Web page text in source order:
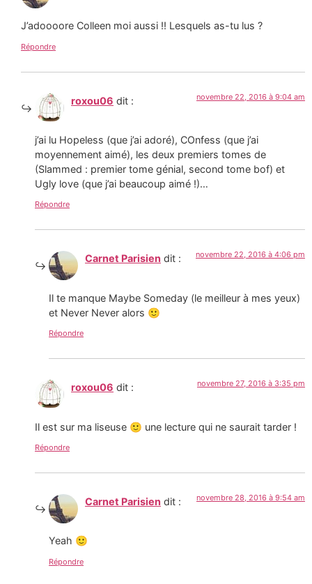
J’adoooore Colleen moi aussi !! Lesquels as-tu lus ?
Répondre
roxou06 dit : novembre 22, 2016 à 9:04 am
j’ai lu Hopeless (que j’ai adoré), COnfess (que j’ai
moyennement aimé), les deux premiers tomes de
(Slammed : premier tome génial, second tome bof) et
Ugly love (que j’ai beaucoup aimé !)…
Répondre
Carnet Parisien dit : novembre 22, 2016 à 4:06 pm
Il te manque Maybe Someday (le meilleur à mes yeux)
et Never Never alors 🙂
Répondre
roxou06 dit : novembre 27, 2016 à 3:35 pm
Il est sur ma liseuse 🙂 une lecture qui ne saurait tarder !
Répondre
Carnet Parisien dit : novembre 28, 2016 à 9:54 am
Yeah 🙂
Répondre